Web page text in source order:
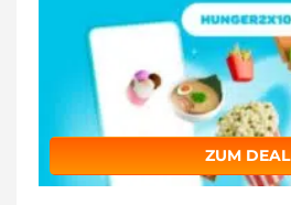
ZUM DEAL